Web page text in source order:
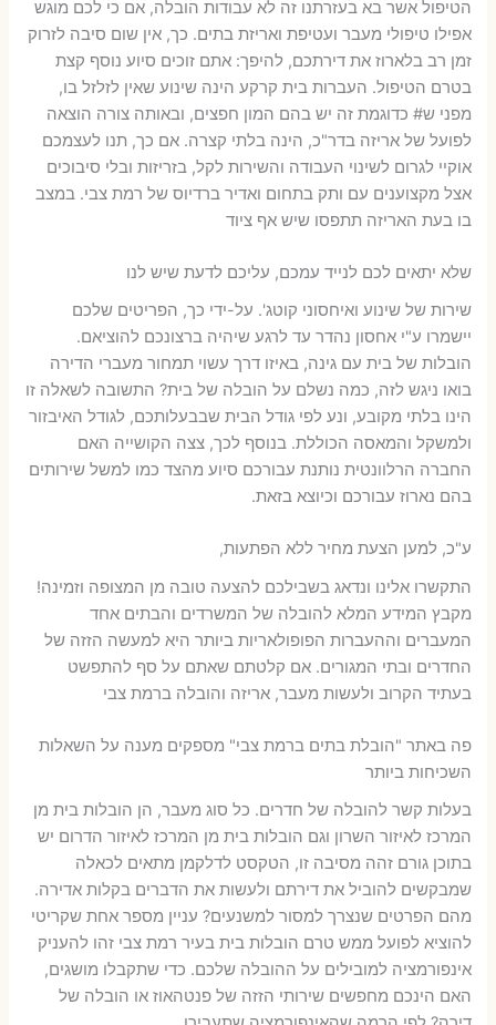
הטיפול אשר בא בעזרתנו זה לא עבודות הובלה, אם כי לכם מוגש
אפילו טיפולי מעבר ועטיפת ואריזת בתים. כך, אין שום סיבה לזרוק
זמן רב בלארוז את דירתכם, להיפך: אתם זוכים סיוע נוסף קצת
בטרם הטיפול. העברות בית קרקע הינה שינוע שאין לזלזל בו,
מפני ש# כדוגמת זה יש בהם המון חפצים, ובאותה צורה הוצאה
לפועל של אריזה בדר"כ, הינה בלתי קצרה. אם כך, תנו לעצמכם
אוקיי לגרום לשינוי העבודה והשירות לקל, בזריזות ובלי סיבוכים
אצל מקצוענים עם ותק בתחום ואדיר ברדיוס של רמת צבי. במצב
בו בעת האריזה תתפסו שיש אף ציוד
שלא יתאים לכם לנייד עמכם, עליכם לדעת שיש לנו
שירות של שינוע ואיחסוני קוטג'. על-ידי כך, הפריטים שלכם
יישמרו ע"י אחסון נהדר עד לרגע שיהיה ברצונכם להוציאם.
הובלות של בית עם גינה, באיזו דרך עשוי תמחור מעברי הדירה
בואו ניגש לזה, כמה נשלם על הובלה של בית? התשובה לשאלה זו
הינו בלתי מקובע, ונע לפי גודל הבית שבבעלותכם, לגודל האיבזור
ולמשקל והמאסה הכוללת. בנוסף לכך, צצה הקושייה האם
החברה הרלוונטית נותנת עבורכם סיוע מהצד כמו למשל שירותים
בהם נארוז עבורכם וכיוצא בזאת.
ע"כ, למען הצעת מחיר ללא הפתעות,
התקשרו אלינו ונדאג בשבילכם להצעה טובה מן המצופה וזמינה!
מקבץ המידע המלא להובלה של המשרדים והבתים אחד
המעברים וההעברות הפופולאריות ביותר היא למעשה הזזה של
החדרים ובתי המגורים. אם קלטתם שאתם על סף להתפשט
בעתיד הקרוב ולעשות מעבר, אריזה והובלה ברמת צבי
פה באתר "הובלת בתים ברמת צבי" מספקים מענה על השאלות
השכיחות ביותר
בעלות קשר להובלה של חדרים. כל סוג מעבר, הן הובלות בית מן
המרכז לאיזור השרון וגם הובלות בית מן המרכז לאיזור הדרום יש
בתוכן גורם זהה מסיבה זו, הטקסט לדלקמן מתאים לכאלה
שמבקשים להוביל את דירתם ולעשות את הדברים בקלות אדירה.
מהם הפרטים שנצרך למסור למשנעים? עניין מספר אחת שקריטי
להוציא לפועל ממש טרם הובלות בית בעיר רמת צבי זהו להעניק
אינפורמציה למובילים על ההובלה שלכם. כדי שתקבלו מושגים,
האם הינכם מחפשים שירותי הזזה של פנטהאוז או הובלה של